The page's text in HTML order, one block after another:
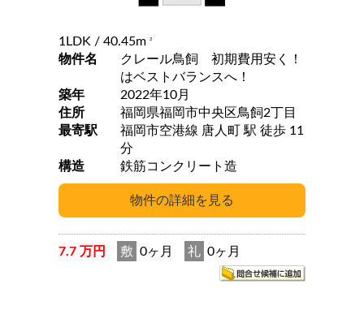
1LDK / 40.45m 2
物件名
クレール鳥飼 初期費用安く！
はベストバランスへ！
築年
2022年10月
住所
福岡県福岡市中央区鳥飼2丁目
最寄駅
福岡市空港線 唐人町 駅 徒歩 11
分
構造
鉄筋コンクリート造
7.7 万円 敷 0ヶ月 礼 0ヶ月